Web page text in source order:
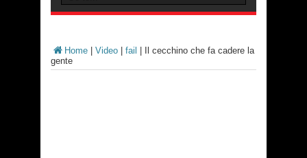
Home Video fail
Il cecchino che fa cadere la
gente